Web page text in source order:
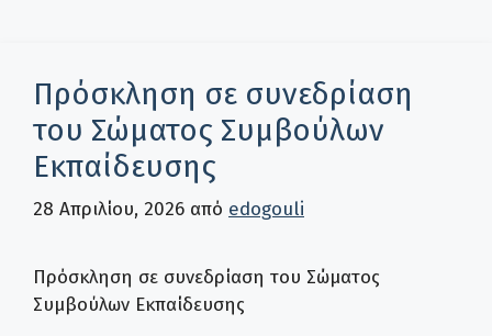
Πρόσκληση σε συνεδρίαση
του Σώματος Συμβούλων
Εκπαίδευσης
28 Απριλίου, 2026 από edogouli
Πρόσκληση σε συνεδρίαση του Σώματος
Συμβούλων Εκπαίδευσης